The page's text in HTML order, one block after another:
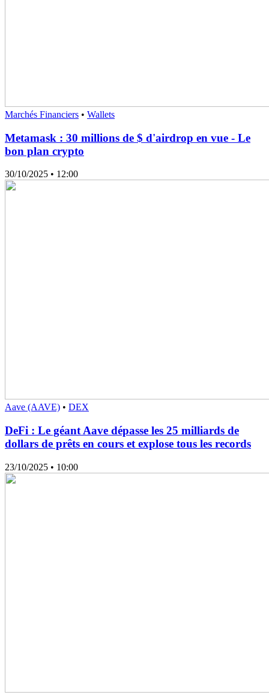
Marchés Financiers • Wallets
Metamask : 30 millions de $ d'airdrop en vue - Le
bon plan crypto
30/10/2025 • 12:00
Aave (AAVE) • DEX
DeFi : Le géant Aave dépasse les 25 milliards de
dollars de prêts en cours et explose tous les records
23/10/2025 • 10:00